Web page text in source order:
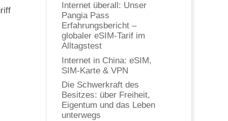
Internet überall: Unser
Pangia Pass
Erfahrungsbericht –
globaler eSIM-Tarif im
Alltagstest
Internet in China: eSIM,
SIM-Karte & VPN
Die Schwerkraft des
Besitzes: über Freiheit,
Eigentum und das Leben
unterwegs